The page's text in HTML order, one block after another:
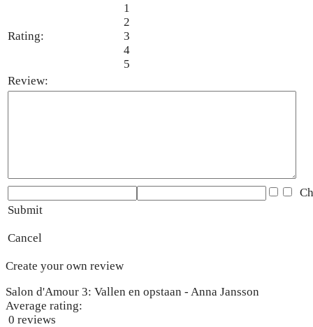
Rating:
1
2
3
4
5
Review:
Submit
Cancel
Create your own review
Salon d'Amour 3: Vallen en opstaan - Anna Jansson
Average rating:
0 reviews